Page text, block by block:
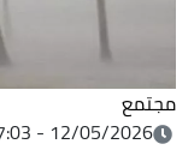
مجتمع
12/05/2026 - 17:03